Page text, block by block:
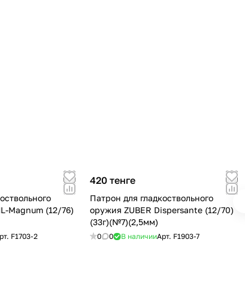
Magnum (12/76)
F1703-2
420 тенге
Патрон для гладкоствольного
оружия ZUBER Dispersante (12/70)
(33г)(№7)(2,5мм)
0 0 В наличииАрт. F1903-7